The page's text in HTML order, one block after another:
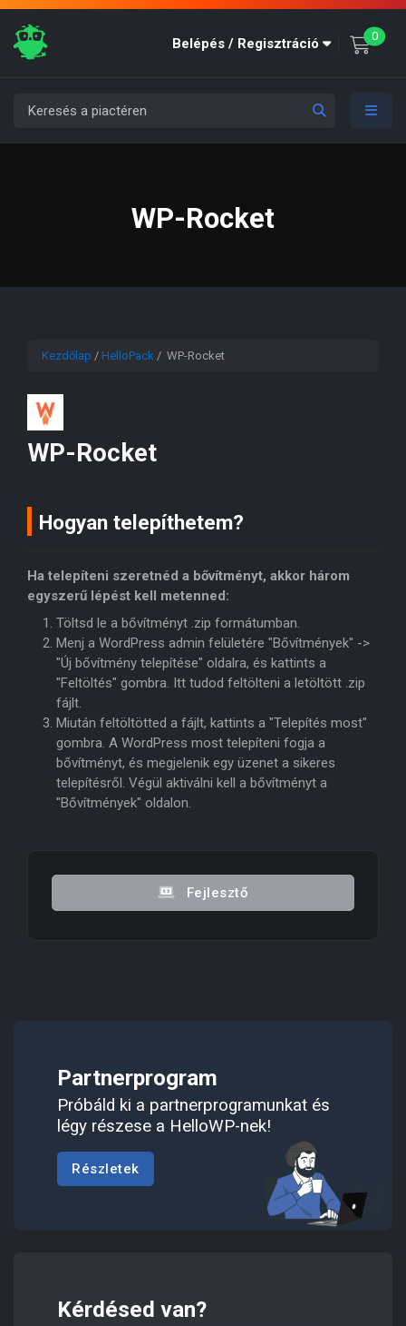
Belépés / Regisztráció 0
WP-Rocket
Kezdőlap / HelloPack / WP-Rocket
WP-Rocket
Hogyan telepíthetem?
Ha telepíteni szeretnéd a bővítményt, akkor három
egyszerű lépést kell metenned:
Töltsd le a bővítményt .zip formátumban.
Menj a WordPress admin felületére "Bővítmények" ->
"Új bővítmény telepítése" oldalra, és kattints a
"Feltöltés" gombra. Itt tudod feltölteni a letöltött .zip
fájlt.
Miután feltöltötted a fájlt, kattints a "Telepítés most"
gombra. A WordPress most telepíteni fogja a
bővítményt, és megjelenik egy üzenet a sikeres
telepítésről. Végül aktiválni kell a bővítményt a
"Bővítmények" oldalon.
Fejlesztő
Partnerprogram
Próbáld ki a partnerprogramunkat és
légy részese a HelloWP-nek!
Részletek
Kérdésed van?